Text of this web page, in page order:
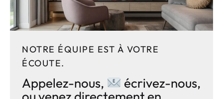
NOTRE ÉQUIPE EST À VOTRE
ÉCOUTE.
Appelez-nous,
écrivez-nous,